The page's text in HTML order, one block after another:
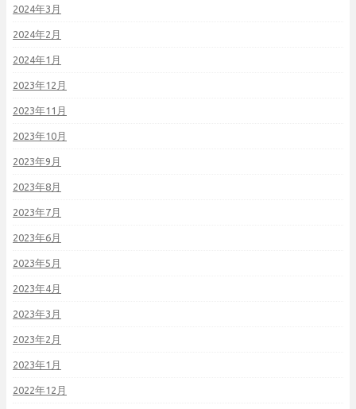
2024年3月
2024年2月
2024年1月
2023年12月
2023年11月
2023年10月
2023年9月
2023年8月
2023年7月
2023年6月
2023年5月
2023年4月
2023年3月
2023年2月
2023年1月
2022年12月